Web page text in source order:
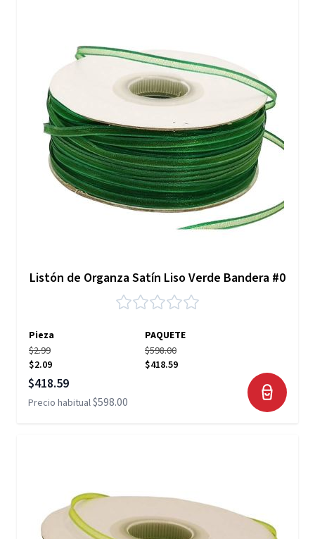
Listón de Organza Satín Liso Verde Bandera #0
Pieza
PAQUETE
$2.99
$2.09
$598.00
$418.59
Precio especial
$418.59
Precio habitual$598.00